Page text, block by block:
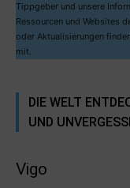
Tippgeber und unsere
Ressourcen und Websites
oder Aktualisierungen
mit.
DIE WELT
UND
Vigo